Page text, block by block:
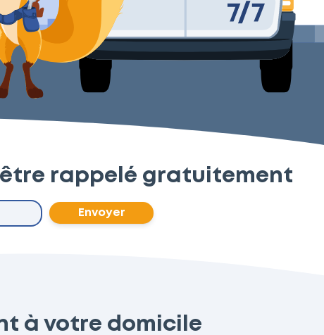
être rappelé gratuitement
Envoyer
à votre domicile